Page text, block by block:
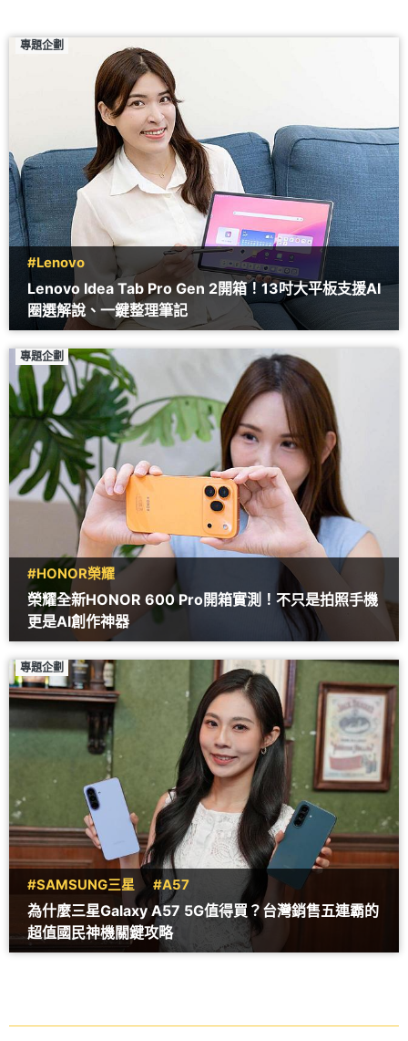
專題企劃
#Lenovo
Lenovo Idea Tab Pro Gen 2開箱！13吋大平板支援AI
圈選解說、一鍵整理筆記
專題企劃
#HONOR榮耀
榮耀全新HONOR 600 Pro開箱實測！不只是拍照手機
更是AI創作神器
專題企劃
#SAMSUNG三星 #A57
為什麼三星Galaxy A57 5G值得買？台灣銷售五連霸的
超值國民神機關鍵攻略